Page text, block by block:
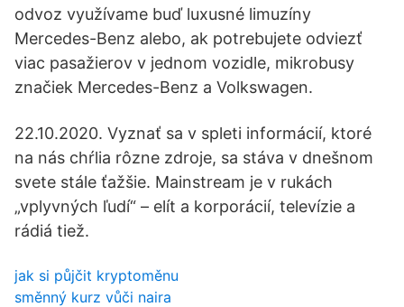
odvoz využívame buď luxusné limuzíny
Mercedes-Benz alebo, ak potrebujete odviezť
viac pasažierov v jednom vozidle, mikrobusy
značiek Mercedes-Benz a Volkswagen.
22.10.2020. Vyznať sa v spleti informácií, ktoré
na nás chŕlia rôzne zdroje, sa stáva v dnešnom
svete stále ťažšie. Mainstream je v rukách
„vplyvných ľudí“ – elít a korporácií, televízie a
rádiá tiež.
jak si půjčit kryptoměnu
směnný kurz vůči naira